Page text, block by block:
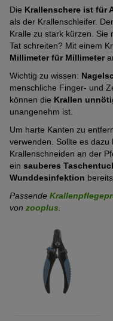
Die Krallenschere ist für
als der Krallenschleifer.
Kralle zu stark kürzen. Sie
Tat schreiten? Mit einem
Millimeter für Millimeter
Wichtig zu wissen:
menschliche Finger- und
können die Krallen
unangenehm ist.
Um harte Kanten zu
verwenden. Sollte es
Krallenschneiden an der
ein sauberes
Wunddesinfektion
Passende
von zooplus